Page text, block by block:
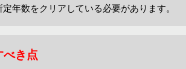
定年数をクリアしている必要があります。
べき点